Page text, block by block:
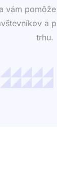
vám
a
trhu.